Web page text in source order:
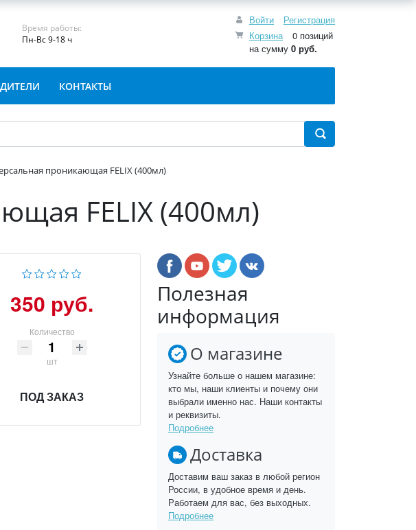
Войти
Регистрация
Корзина
0 позиций
на сумму 0 руб.
Время работы:
Пн-Вс 9-18 ч
КОНТАКТЫ
проникающая FELIX (400мл)
FELIX (400мл)
350 руб.
Количество
шт
ПОД ЗАКАЗ
Полезная
информация
О магазине
Узнайте больше о нашем магазине:
кто мы, наши клиенты и почему они
выбрали именно нас. Наши контакты
и реквизиты.
Подробнее
Доставка
Доставим ваш заказ в любой регион
России, в удобное время и день.
Работаем для вас, без выходных.
Подробнее